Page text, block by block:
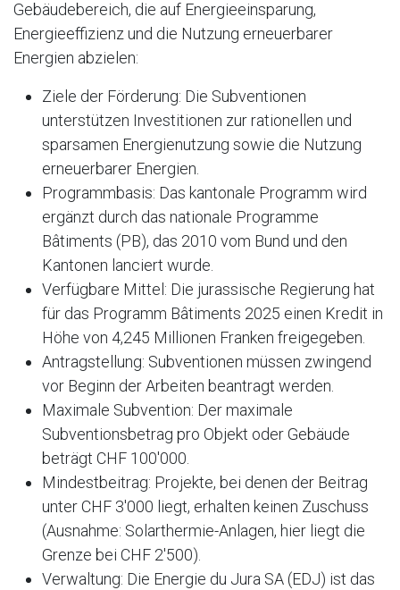
Gebäudebereich, die auf Energieeinsparung,
Energieeffizienz und die Nutzung erneuerbarer
Energien abzielen:
Ziele der Förderung: Die Subventionen
unterstützen Investitionen zur rationellen und
sparsamen Energienutzung sowie die Nutzung
erneuerbarer Energien.
Programmbasis: Das kantonale Programm wird
ergänzt durch das nationale Programme
Bâtiments (PB), das 2010 vom Bund und den
Kantonen lanciert wurde.
Verfügbare Mittel: Die jurassische Regierung hat
für das Programm Bâtiments 2025 einen Kredit in
Höhe von 4,245 Millionen Franken freigegeben.
Antragstellung: Subventionen müssen zwingend
vor Beginn der Arbeiten beantragt werden.
Maximale Subvention: Der maximale
Subventionsbetrag pro Objekt oder Gebäude
beträgt CHF 100'000.
Mindestbeitrag: Projekte, bei denen der Beitrag
unter CHF 3'000 liegt, erhalten keinen Zuschuss
(Ausnahme: Solarthermie-Anlagen, hier liegt die
Grenze bei CHF 2'500).
Verwaltung: Die Energie du Jura SA (EDJ) ist das